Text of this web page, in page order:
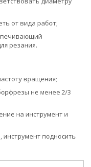
от вида работ;
резания.
вращения;
не менее 2/3
на инструмент и
инструмент подносить